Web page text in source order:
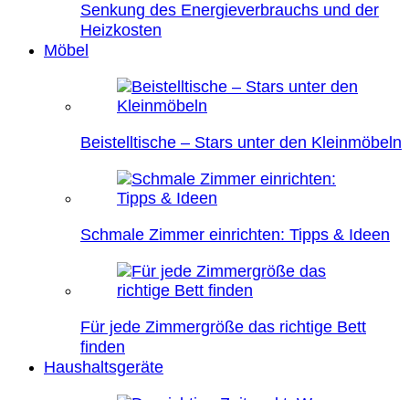
Senkung des Energieverbrauchs und der
Heizkosten
Möbel
Beistelltische – Stars unter den Kleinmöbeln
Schmale Zimmer einrichten: Tipps & Ideen
Für jede Zimmergröße das richtige Bett
finden
Haushaltsgeräte